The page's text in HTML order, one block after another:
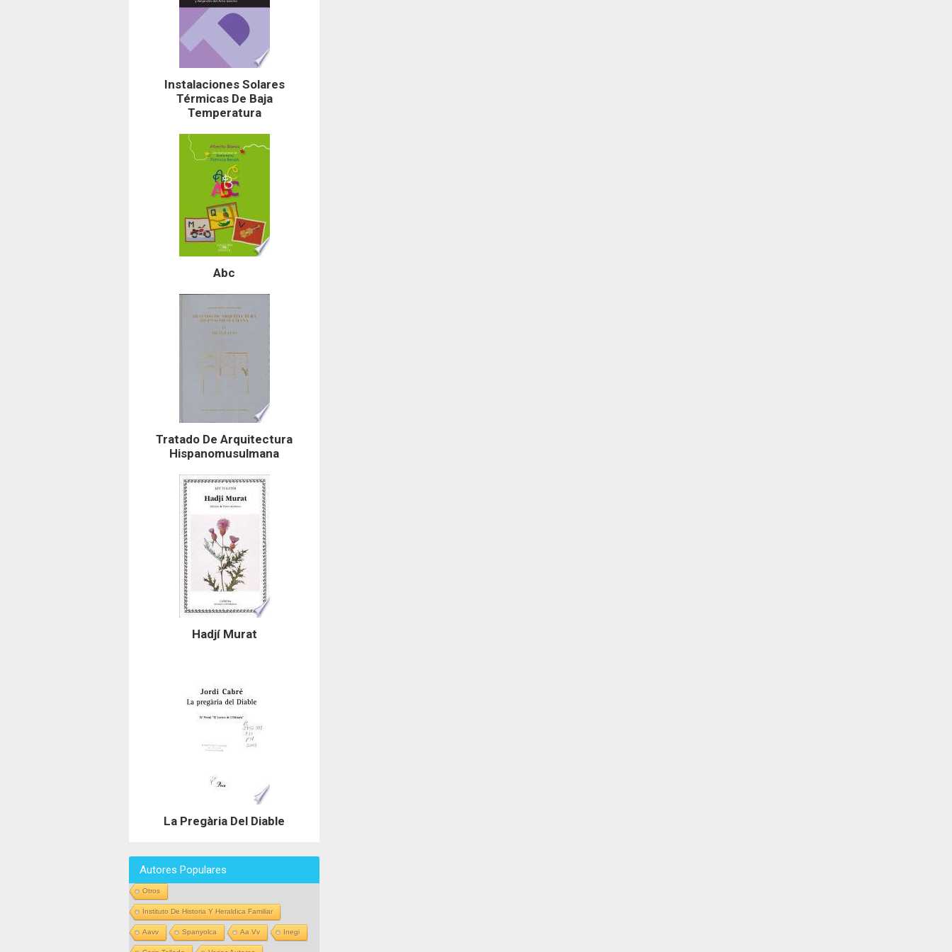
Instalaciones Solares
Térmicas De Baja
Temperatura
Abc
Tratado De Arquitectura
Hispanomusulmana
Hadjí Murat
La Pregària Del Diable
Autores Populares
Otros
Instituto De Historia Y Heraldica Familiar
Aavv Spanyolca Aa Vv Inegi